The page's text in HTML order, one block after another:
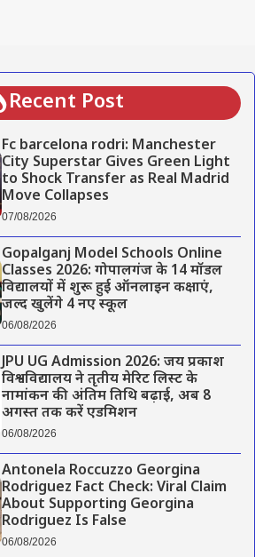
Recent Post
Fc barcelona rodri: Manchester
City Superstar Gives Green Light
to Shock Transfer as Real Madrid
Move Collapses
07/08/2026
Gopalganj Model Schools Online
Classes 2026: गोपालगंज के 14 मॉडल
विद्यालयों में शुरू हुई ऑनलाइन कक्षाएं,
जल्द खुलेंगे 4 नए स्कूल
06/08/2026
JPU UG Admission 2026: जय प्रकाश
विश्वविद्यालय ने तृतीय मेरिट लिस्ट के
नामांकन की अंतिम तिथि बढ़ाई, अब 8
अगस्त तक करें एडमिशन
06/08/2026
Antonela Roccuzzo Georgina
Rodriguez Fact Check: Viral Claim
About Supporting Georgina
Rodriguez Is False
06/08/2026